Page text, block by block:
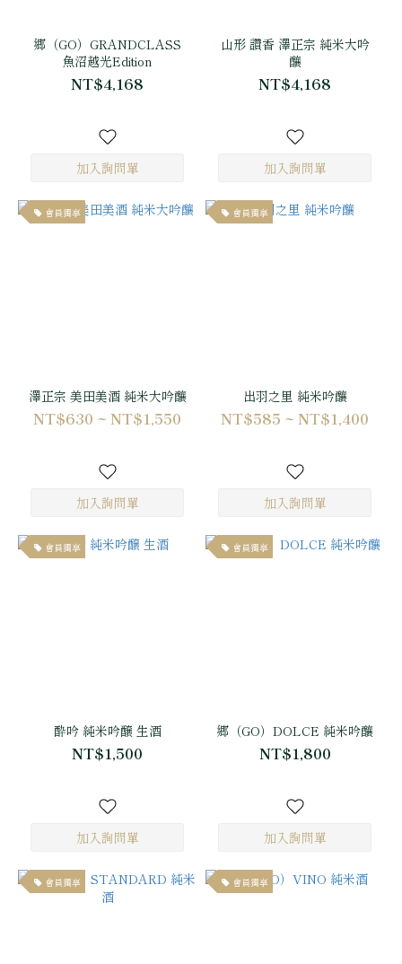
郷（GO）GRANDCLASS
魚沼越光Edition
NT$4,168
山形 讚香 澤正宗 純米大吟
釀
NT$4,168
會員獨享
澤正宗 美田美酒 純米大吟釀
NT$630 ~ NT$1,550
會員獨享
出羽之里 純米吟釀
NT$585 ~ NT$1,400
會員獨享
酔吟 純米吟醸 生酒
NT$1,500
會員獨享
郷（GO）DOLCE 純米吟釀
NT$1,800
會員獨享 會員獨享